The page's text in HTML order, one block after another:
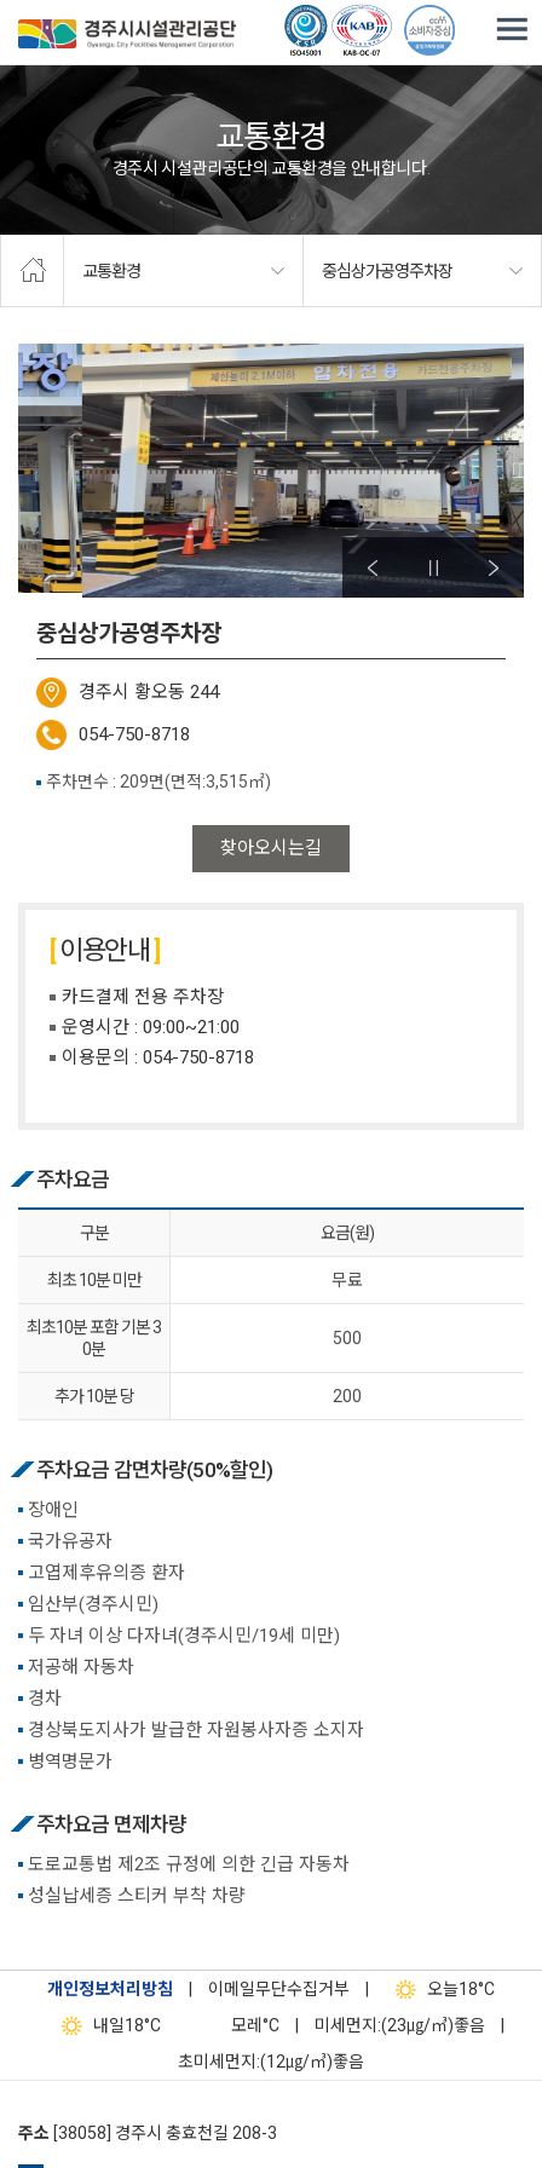
교통환경
경주시 시설관리공단의 교통환경을 안내합니다.
교통환경 중심상가공영주차장
중심상가공영주차장
경주시 황오동 244
054-750-8718
찾아오시는길
주차면수 : 209면(면적:3,515㎡)
이용안내
카드결제 전용 주차장
운영시간 : 09:00~21:00
이용문의 : 054-750-8718
주차요금
구분 요금(원)
최초 10분 미만 무료
최초10분 포함 기본 3
0분
500
추가 10분 당 200
주차요금 감면차량(50%할인)
장애인
국가유공자
고엽제후유의증 환자
임산부(경주시민)
두 자녀 이상 다자녀(경주시민/19세 미만)
저공해 자동차
경차
경상북도지사가 발급한 자원봉사자증 소지자
병역명문가
주차요금 면제차량
도로교통법 제2조 규정에 의한 긴급 자동차
성실납세증 스티커 부착 차량
개인정보처리방침 이메일무단수집거부 오늘18°C
내일18°C 모레 °C 미세먼지:(23㎍/㎥)좋음
초미세먼지:(12㎍/㎥)좋음
주소 [38058] 경주시 충효천길 208-3